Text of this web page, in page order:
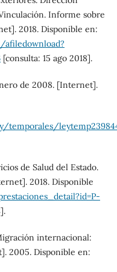
Informe sobre
2018. Disponible en:
[consulta: 15 ago 2018].
de 2008. [Internet].
temporales/
de Salud del Estado.
2018. Disponible
internacional:
2005. Disponible en: